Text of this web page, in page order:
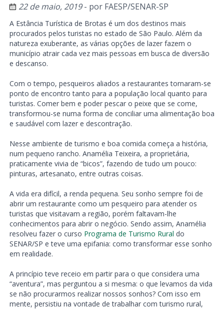
22 de maio, 2019- por FAESP/SENAR-SP
A Estância Turística de Brotas é um dos destinos mais
procurados pelos turistas no estado de São Paulo. Além da
natureza exuberante, as várias opções de lazer fazem o
município atrair cada vez mais pessoas em busca de diversão
e descanso.
Com o tempo, pesqueiros aliados a restaurantes tornaram-se
ponto de encontro tanto para a população local quanto para
turistas. Comer bem e poder pescar o peixe que se come,
transformou-se numa forma de conciliar uma alimentação boa
e saudável com lazer e descontração.
Nesse ambiente de turismo e boa comida começa a história,
num pequeno rancho. Anamélia Teixeira, a proprietária,
praticamente vivia de “bicos”, fazendo de tudo um pouco:
pinturas, artesanato, entre outras coisas.
A vida era difícil, a renda pequena. Seu sonho sempre foi de
abrir um restaurante como um pesqueiro para atender os
turistas que visitavam a região, porém faltavam-lhe
conhecimentos para abrir o negócio. Sendo assim, Anamélia
resolveu fazer o curso Programa de Turismo Rural do
SENAR/SP e teve uma epifania: como transformar esse sonho
em realidade.
A princípio teve receio em partir para o que considera uma
“aventura”, mas perguntou a si mesma: o que levamos da vida
se não procurarmos realizar nossos sonhos? Com isso em
mente, persistiu na vontade de trabalhar com turismo rural,